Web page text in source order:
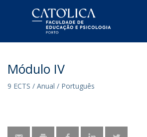
Módulo IV
9 ECTS / Anual / Português